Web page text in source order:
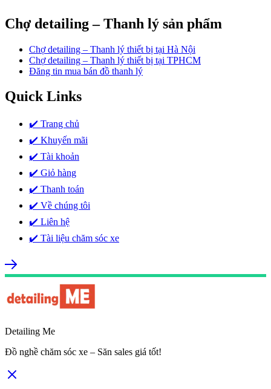
Chợ detailing – Thanh lý sản phẩm
Chợ detailing – Thanh lý thiết bị tại Hà Nội
Chợ detailing – Thanh lý thiết bị tại TPHCM
Đăng tin mua bán đồ thanh lý
Quick Links
✔️ Trang chủ
✔️ Khuyến mãi
✔️ Tài khoản
✔️ Giỏ hàng
✔️ Thanh toán
✔️ Về chúng tôi
✔️ Liên hệ
✔️ Tài liệu chăm sóc xe
Detailing Me
Đồ nghề chăm sóc xe – Săn sales giá tốt!